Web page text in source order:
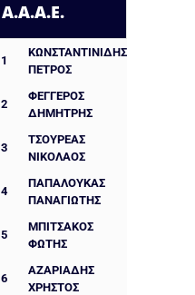
Α.Α.Α.Ε.
1
ΚΩΝΣΤΑΝΤΙΝΊΔΗΣ
ΠΈΤΡΟΣ
2
ΦΕΓΓΕΡΌΣ
ΔΗΜΉΤΡΗΣ
3
ΤΣΟΥΡΈΑΣ
ΝΙΚΌΛΑΟΣ
4
ΠΑΠΑΛΟΥΚΆΣ
ΠΑΝΑΓΙΏΤΗΣ
5
ΜΠΙΤΣΆΚΟΣ
ΦΏΤΗΣ
6
ΑΖΑΡΙΆΔΗΣ
ΧΡΉΣΤΟΣ